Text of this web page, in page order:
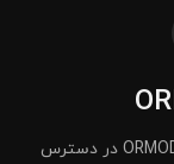
در حال حاضر استریم زندهٔ فارسی برای ORMOD: Directive در دسترس